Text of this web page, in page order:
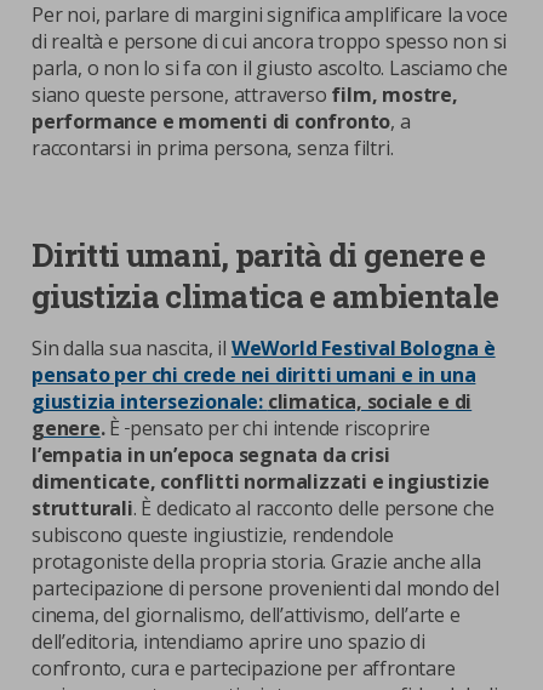
Per noi, parlare di margini significa amplificare la voce
di realtà e persone di cui ancora troppo spesso non si
parla, o non lo si fa con il giusto ascolto. Lasciamo che
siano queste persone, attraverso film, mostre,
performance e momenti di confronto, a
raccontarsi in prima persona, senza filtri.
Diritti umani, parità di genere e
giustizia climatica e ambientale
Sin dalla sua nascita, il WeWorld Festival Bologna è
pensato per chi crede nei diritti umani e in una
giustizia intersezionale: climatica, sociale e di
genere.Èpensato per chi intende riscoprire
l’empatia in un’epoca segnata da crisi
dimenticate, conflitti normalizzati e ingiustizie
strutturali. È dedicato al racconto delle persone che
subiscono queste ingiustizie, rendendole
protagoniste della propria storia. Grazie anche alla
partecipazione di persone provenienti dal mondo del
cinema, del giornalismo, dell’attivismo, dell’arte e
dell’editoria, intendiamo aprire uno spazio di
confronto, cura e partecipazione per affrontare